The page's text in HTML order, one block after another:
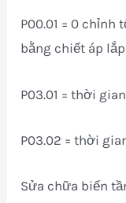
P00.01 = 0 chỉnh
bằng chiết áp
P03.01 = thời
P03.02 = thời
Sửa chữa biến